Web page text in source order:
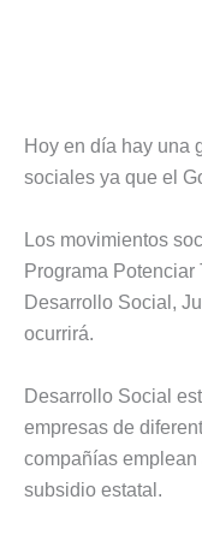
Hoy en día hay una
sociales ya que el
Los movimientos
Programa
Desarrollo Social,
ocurrirá.
Desarrollo Social
empresas de
compañías
subsidio estatal.